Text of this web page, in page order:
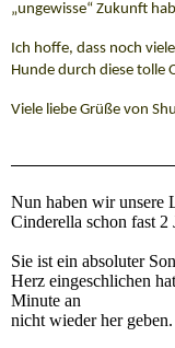
„ungewisse“ Zukunft
Ich hoffe, dass noch
Hunde durch diese tolle
Viele liebe Grüße von
Nun haben wir unsere
Cinderella schon fast 2
Sie ist ein absoluter
Herz eingeschlichen
Minute an
nicht wieder her geben.